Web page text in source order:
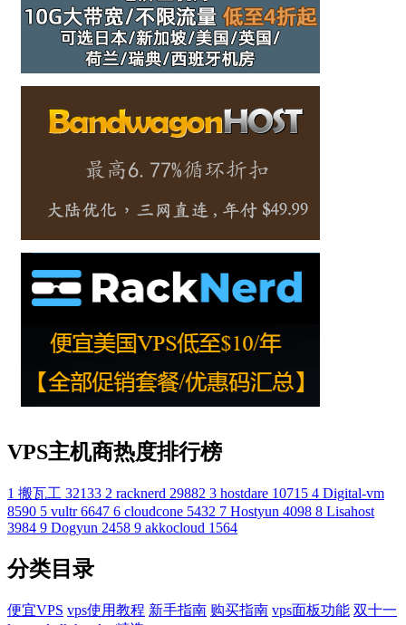
VPS主机商热度排行榜
1 搬瓦工 32133 2 racknerd 29882 3 hostdare 10715 4 Digital-vm
8590 5 vultr 6647 6 cloudcone 5432 7 Hostyun 4098 8 Lisahost
3984 9 Dogyun 2458 9 akkocloud 1564
分类目录
便宜VPS vps使用教程 新手指南 购买指南 vps面板功能 双十一